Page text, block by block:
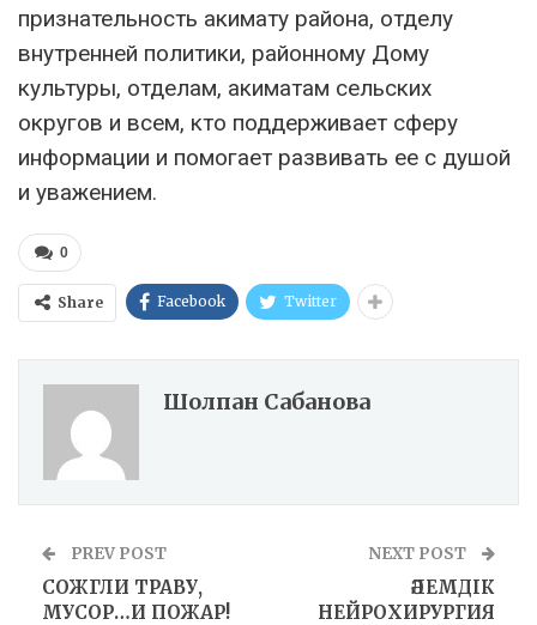
признательность акимату района, отделу
внутренней политики, районному Дому
культуры, отделам, акиматам сельских
округов и всем, кто поддерживает сферу
информации и помогает развивать ее с душой
и уважением.
0
Share Facebook Twitter
Шолпан Сабанова
PREV POST
СОЖГЛИ ТРАВУ,
МУСОР…И ПОЖАР!
NEXT POST
ӘЛЕМДІК
НЕЙРОХИРУРГИЯ